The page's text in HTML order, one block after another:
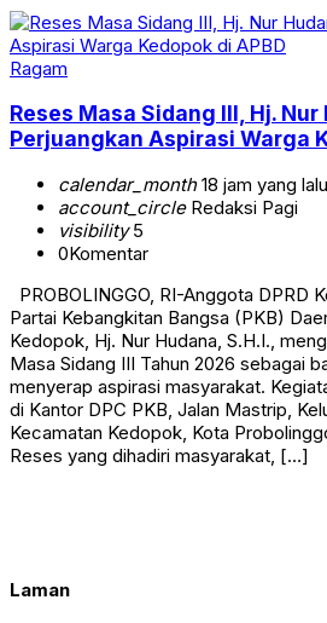
Ragam
Reses Masa Sidang III, Hj.
Perjuangkan Aspirasi Warga
calendar_month18 jam yang lalu
account_circleRedaksi Pagi
visibility5
0Komentar
PROBOLINGGO, RI-Anggota DPRD
Partai Kebangkitan Bangsa (PKB)
Kedopok, Hj. Nur Hudana, S.H.I.,
Masa Sidang III Tahun 2026 sebagai
menyerap aspirasi masyarakat.
di Kantor DPC PKB, Jalan Mastrip,
Kecamatan Kedopok, Kota
Reses yang dihadiri masyarakat, […]
Laman